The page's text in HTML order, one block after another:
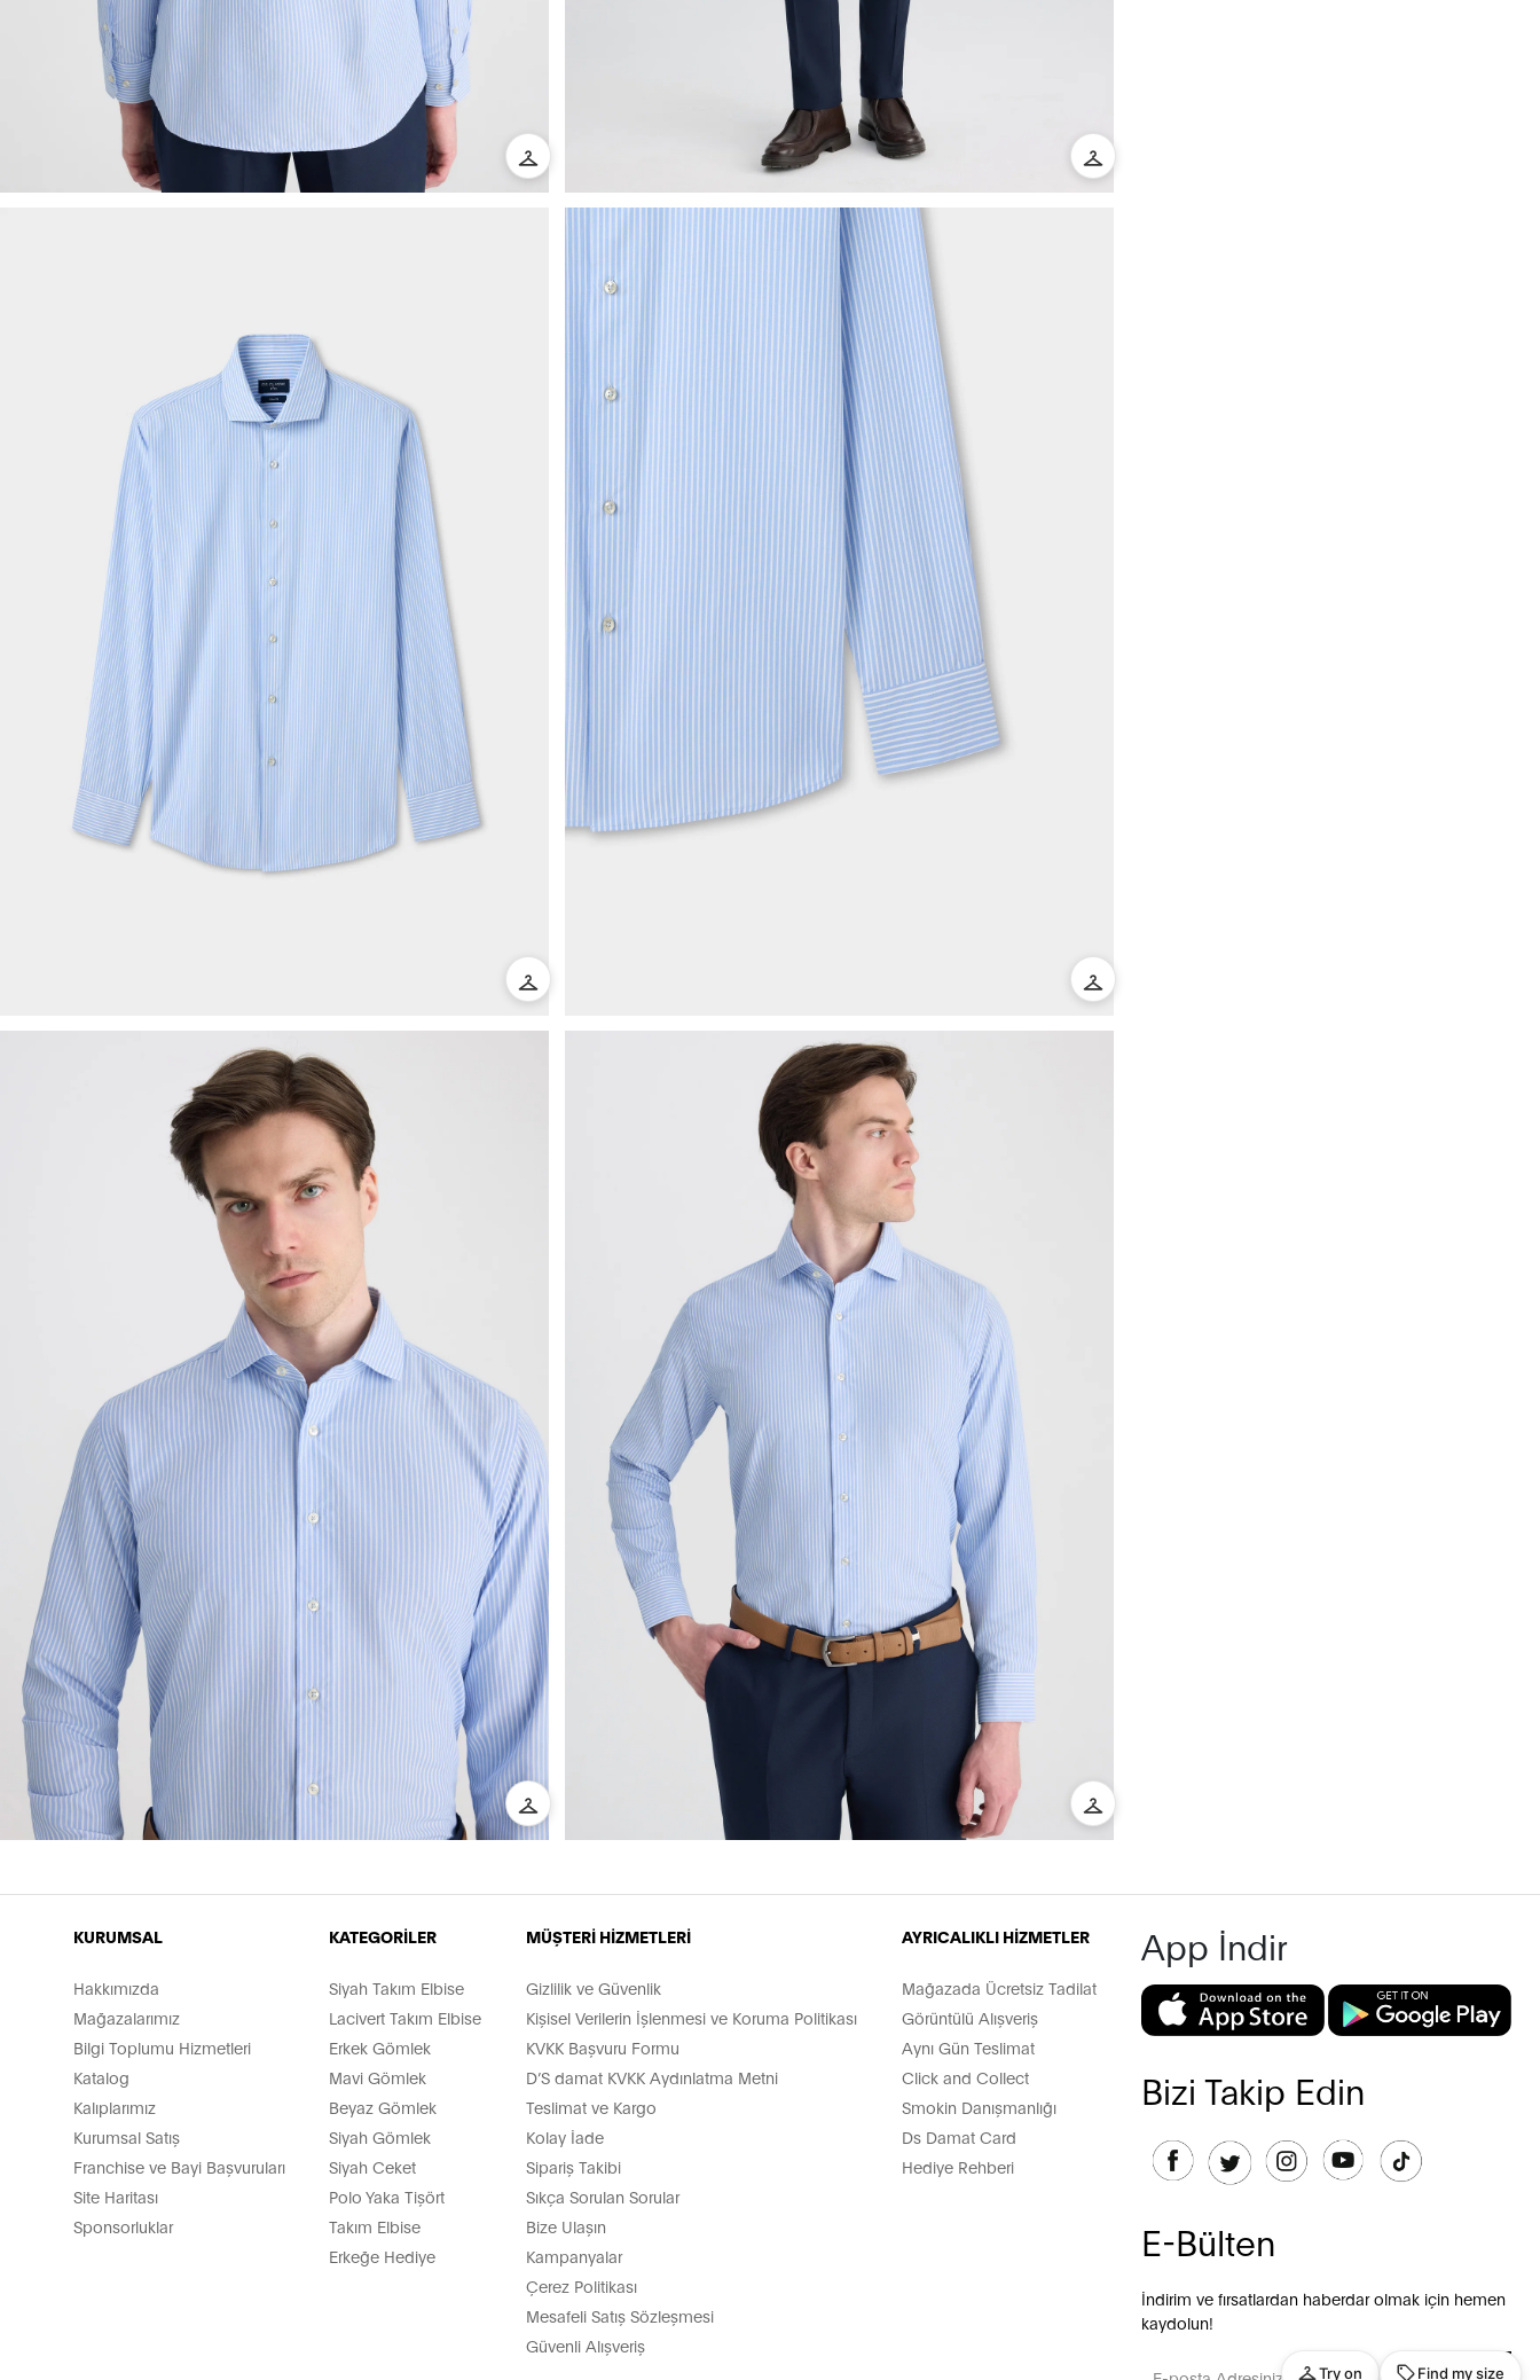
KURUMSAL
Hakkımızda
Mağazalarımız
Bilgi Toplumu Hizmetleri
Katalog
Kalıplarımız
Kurumsal Satış
Franchise ve Bayi Başvuruları
Site Haritası
Sponsorluklar
KATEGORİLER
Siyah Takım Elbise
Lacivert Takım Elbise
Erkek Gömlek
Mavi Gömlek
Beyaz Gömlek
Siyah Gömlek
Siyah Ceket
Polo Yaka Tişört
Takım Elbise
Erkeğe Hediye
MÜŞTERİ HİZMETLERİ
Gizlilik ve Güvenlik
Kişisel Verilerin İşlenmesi ve Koruma Politikası
KVKK Başvuru Formu
D’S damat KVKK Aydınlatma Metni
Teslimat ve Kargo
Kolay İade
Sipariş Takibi
Sıkça Sorulan Sorular
Bize Ulaşın
Kampanyalar
Çerez Politikası
Mesafeli Satış Sözleşmesi
Güvenli Alışveriş
AYRICALIKLI HİZMETLER
Mağazada Ücretsiz Tadilat
Görüntülü Alışveriş
Aynı Gün Teslimat
Click and Collect
Smokin Danışmanlığı
Ds Damat Card
Hediye Rehberi
App İndir
Bizi Takip Edin
E-Bülten
İndirim ve fırsatlardan haberdar olmak için hemen
kaydolun!